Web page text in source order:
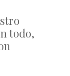
todo,